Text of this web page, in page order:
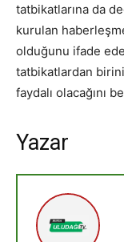
tatbikatlarına da
kurulan
olduğunu ifade
tatbikatlardan
faydalı olacağını
Yazar